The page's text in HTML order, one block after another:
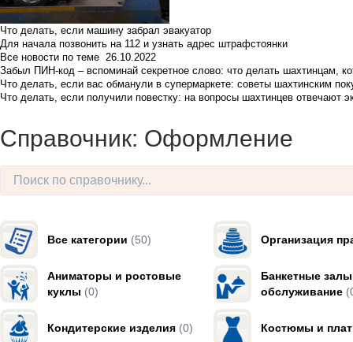
Что делать, если машину забрал эвакуатор
Для начала позвонить на 112 и узнать адрес штрафстоянки
Все новости по теме 26.10.2022
Забыл ПИН-код – вспоминай секретное слово: что делать шахтинцам,
Что делать, если вас обманули в супермаркете: советы шахтинским
Что делать, если получили повестку: на вопросы шахтинцев отвечают
Справочник: Оформление
Все категории (50) Организация
Аниматоры и ростовые
куклы (0)
Банкетные
обслуживание
Кондитерские изделия (0) Костюмы и